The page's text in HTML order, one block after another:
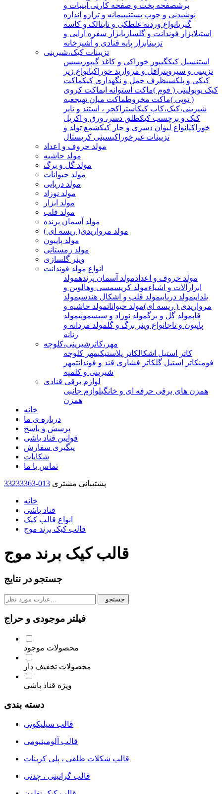
برشصفحه پخت و صفحه کار نی آبنبات و
نوشیدنی و چوب بستنیپیمانه و ترازو اندازه
گیریانواع وردنه غلطکی و ثابتالک و کاسه
استیلابزار فوندانت و گلسازیابزار سفره آرایی و
تزیینابزار پایه قنادی و آشپزخانه
تزیینات کیک،شیرینی
استنسیل کیکگیپور خوراکی و کاغذ گیپوریسس
تزیینی و سیروپترافل و مروارید خوراکیانواع زیر
کیکی و پلکسیظرف حمل و نگهداری کیکماکت
کیک یونولیتی ( فوم )ماکت استوانه ایماکت کروی
( توپی )ماکت مخروطماکت میان تهیجعبه
شیرینی،کیک،کاپ کیکاستراکچر ، استند و تاپر
کیک و برچسب کیکطلق دسر، ورق و اکریل
خوراکیانواع لیوان دسری و جار کیکشمع تولد و
تزیینات غیرخوراکیسینی کریستال
مولد حروف و اعداد
مولد حاشیه
مولد گل و برگ
مولد حیوانات
مولد دریایی
مولد نوزاد
مولد ابزار
مولد قلب
مولد آسمان پرنده
مولد مرواریدی( ریسه ای )
مولد پاپیون
مولد زمستانی
وینر گلسازی
انواع مولد فوندانت
مولد حروف و اعدادمولد آسمان پرندهمولد
ابزارآلات و اشیاءمولد کریسمسی وهالوین و
یلداییمولد دریاییمولد قلب و اشکال هندسیمولد
مرواریدی ( ریسه ای)مولد حیواناتمولد حاشیه و
قابمولد گل و برگمولد نوزاد و سیسمونیمولد
پاپیون و تاجانواع وینر برگ و گلمولد مردانه و
زنانه
مهر،کاترشیرینی،کلوچه
کاتر استیل اشکالکاتر پلاستیکیمهر کلوچه
فومنکاتر استیل گلکاتر فشاری قند و فوندانتمهر
شیرینی و کلمپه
لوازم برقی قنادی
همزن های برقی حرفه ای و خانگیلوازم جانبی
همزن
خانه
درباره ی ما
پرسش و پاسخ
قوانین قناد باشی
پیگیری سفارش
شکایات
تماس با ما
33233363-013 پشتیبانی مشتری
خانه
قناد باشی
انواع قالب کیک
قالب کیک برند موج
قالب کیک برند موج
جستجو در نتایج
جستجو
فیلتر موجودی و حراج
محصولات موجود
محصولات تخفیف دار
ویژه قناد باشی
دسته بندی
قالب سیلیکونی
قالب آلومینیومی
قالب شکلات طلقی ، پلی کربنات
قالب گرانیتی ، چدنی